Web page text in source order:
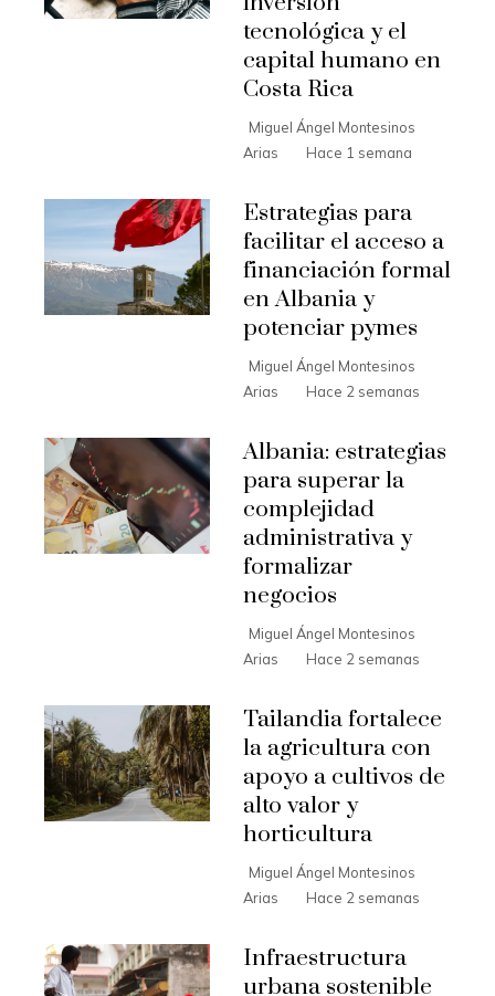
tecnológica y el
capital humano en
Costa Rica
Miguel Ángel Montesinos
Arias
Hace 1 semana
Estrategias para
facilitar el acceso a
financiación formal
en Albania y
potenciar pymes
Miguel Ángel Montesinos
Arias
Hace 2 semanas
Albania: estrategias
para superar la
complejidad
administrativa y
formalizar
negocios
Miguel Ángel Montesinos
Arias
Hace 2 semanas
Tailandia fortalece
la agricultura con
apoyo a cultivos de
alto valor y
horticultura
Miguel Ángel Montesinos
Arias
Hace 2 semanas
Infraestructura
urbana sostenible